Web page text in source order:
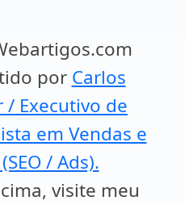
por Carlos
/ Executivo de
em Vendas e
/ Ads).
visite meu